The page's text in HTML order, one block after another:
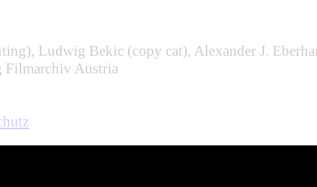
Ludwig Bekic (copy cat), Alexander J.
Filmarchiv Austria